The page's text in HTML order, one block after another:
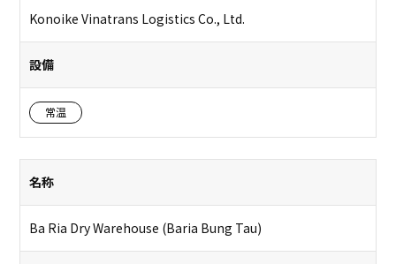
Konoike Vinatrans Logistics Co., Ltd.
設備
常温
名称
Ba Ria Dry Warehouse (Baria Bung Tau)